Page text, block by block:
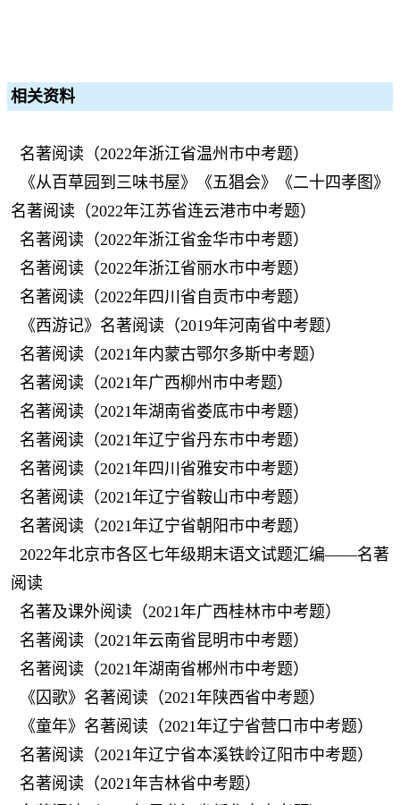
相关资料
名著阅读（2022年浙江省温州市中考题）
《从百草园到三味书屋》《五猖会》《二十四孝图》
名著阅读（2022年江苏省连云港市中考题）
名著阅读（2022年浙江省金华市中考题）
名著阅读（2022年浙江省丽水市中考题）
名著阅读（2022年四川省自贡市中考题）
《西游记》名著阅读（2019年河南省中考题）
名著阅读（2021年内蒙古鄂尔多斯中考题）
名著阅读（2021年广西柳州市中考题）
名著阅读（2021年湖南省娄底市中考题）
名著阅读（2021年辽宁省丹东市中考题）
名著阅读（2021年四川省雅安市中考题）
名著阅读（2021年辽宁省鞍山市中考题）
名著阅读（2021年辽宁省朝阳市中考题）
2022年北京市各区七年级期末语文试题汇编——名著
阅读
名著及课外阅读（2021年广西桂林市中考题）
名著阅读（2021年云南省昆明市中考题）
名著阅读（2021年湖南省郴州市中考题）
《囚歌》名著阅读（2021年陕西省中考题）
《童年》名著阅读（2021年辽宁省营口市中考题）
名著阅读（2021年辽宁省本溪铁岭辽阳市中考题）
名著阅读（2021年吉林省中考题）